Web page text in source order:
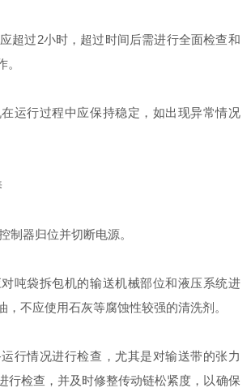
过2小时，超过时间后需进行全面检查和
。
行过程中应保持稳定，如出现异常情况
器归位并切断电源。
袋拆包机的输送机械部位和液压系统进
，不应使用石灰等腐蚀性较强的清洗剂。
情况进行检查，尤其是对输送带的张力
行检查，并及时修整传动链松紧度，以确保